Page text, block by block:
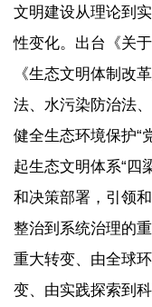
文明建设从理论到
性变化。出台《关
《生态文明体制改
法、水污染防治法
健全生态环境保护“
起生态文明体系“
和决策部署，引领
整治到系统治理的
重大转变、由全球
变、由实践探索到